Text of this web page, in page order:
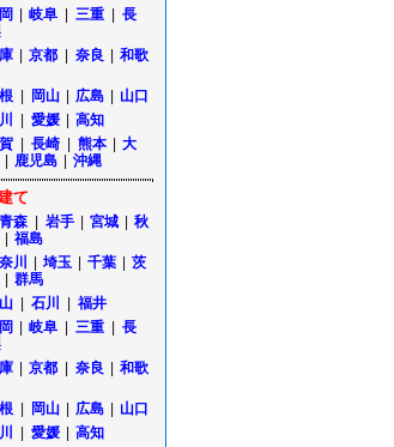
岐阜 三重
長
京都 奈良
和歌
岡山 広島 山口
愛媛 高知
長崎 熊本
大
鹿児島 沖縄
て
青森 岩手 宮城
秋
福島
川 埼玉 千葉
茨
群馬
石川 福井
岐阜 三重
長
京都 奈良
和歌
岡山 広島 山口
愛媛 高知